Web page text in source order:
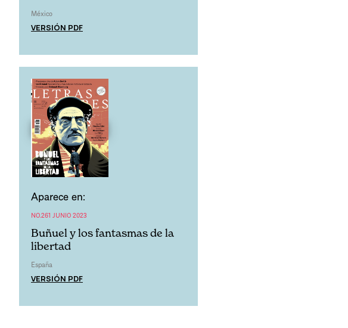
México
VERSIÓN PDF
Aparece en:
NO.261 JUNIO 2023
Buñuel y los fantasmas de la
libertad
España
VERSIÓN PDF